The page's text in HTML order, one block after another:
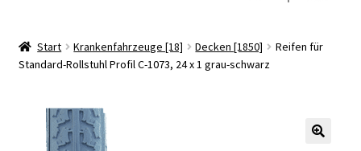
Pflegehilfsmittel
öffnen
Kontakt
Start Krankenfahrzeuge [18] Decken [1850]
Reifen für
Standard-Rollstuhl Profil C-1073, 24 x 1 grau-schwarz